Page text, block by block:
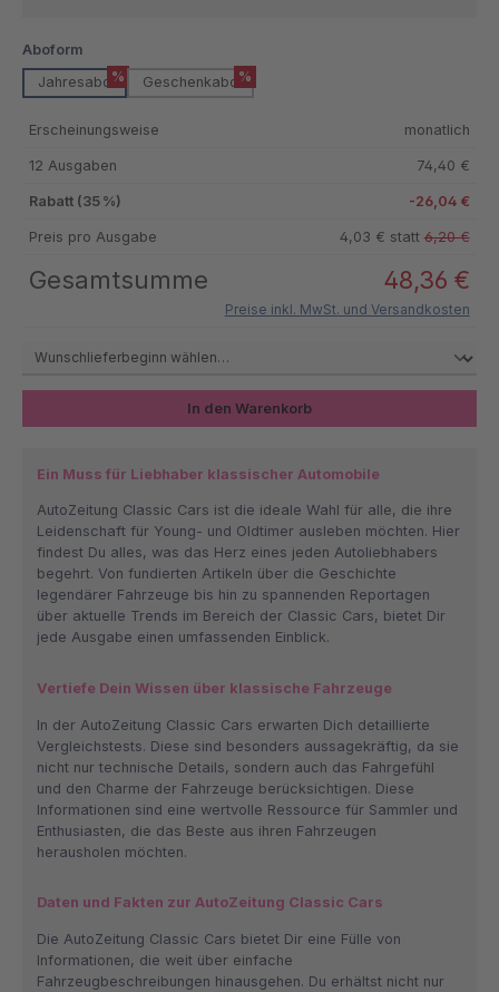
Aboform
Jahresabo % Geschenkabo %
Erscheinungsweise monatlich
12 Ausgaben 74,40 €
Rabatt (35 %) -26,04 €
Preis pro Ausgabe 4,03 € statt6,20 €
Gesamtsumme 48,36 €
Preise inkl. MwSt. und Versandkosten
In den Warenkorb
Ein Muss für Liebhaber klassischer Automobile
AutoZeitung Classic Cars ist die ideale Wahl für alle, die ihre
Leidenschaft für Young- und Oldtimer ausleben möchten. Hier
findest Du alles, was das Herz eines jeden Autoliebhabers
begehrt. Von fundierten Artikeln über die Geschichte
legendärer Fahrzeuge bis hin zu spannenden Reportagen
über aktuelle Trends im Bereich der Classic Cars, bietet Dir
jede Ausgabe einen umfassenden Einblick.
Vertiefe Dein Wissen über klassische Fahrzeuge
In der AutoZeitung Classic Cars erwarten Dich detaillierte
Vergleichstests. Diese sind besonders aussagekräftig, da sie
nicht nur technische Details, sondern auch das Fahrgefühl
und den Charme der Fahrzeuge berücksichtigen. Diese
Informationen sind eine wertvolle Ressource für Sammler und
Enthusiasten, die das Beste aus ihren Fahrzeugen
herausholen möchten.
Daten und Fakten zur AutoZeitung Classic Cars
Die AutoZeitung Classic Cars bietet Dir eine Fülle von
Informationen, die weit über einfache
Fahrzeugbeschreibungen hinausgehen. Du erhältst nicht nur